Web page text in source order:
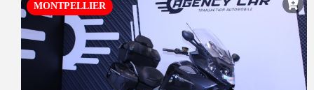
MONTPELLIER